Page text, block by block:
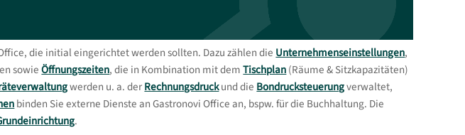
die initial eingerichtet werden sollten. Dazu zählen die Unternehmenseinstellungen,
sowieÖffnungszeiten, die in Kombination mit demTischplan(Räume & Sitzkapazitäten)
werden u. a. derRechnungsdruckund die Bondrucksteuerungverwaltet,
binden Sie externe Dienste an Gastronovi Office an, bspw. für die Buchhaltung. Die
.